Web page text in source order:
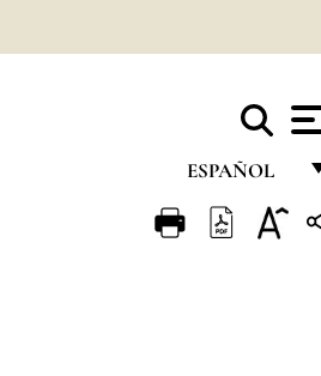
ESPAÑOL
FRANÇAIS